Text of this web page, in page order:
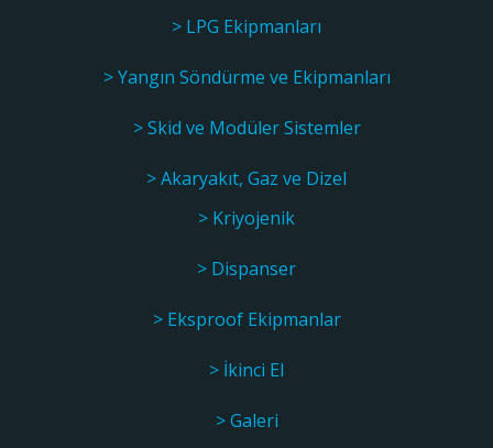
> LPG Ekipmanları
> Yangın Söndürme ve Ekipmanları
> Skid ve Modüler Sistemler
> Akaryakıt, Gaz ve Dizel
> Kriyojenik
> Dispanser
> Eksproof Ekipmanlar
> İkinci El
> Galeri